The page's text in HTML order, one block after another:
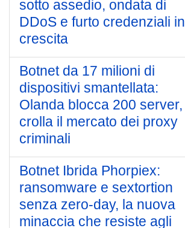
sotto assedio, ondata di
DDoS e furto credenziali in
crescita
Botnet da 17 milioni di
dispositivi smantellata:
Olanda blocca 200 server,
crolla il mercato dei proxy
criminali
Botnet Ibrida Phorpiex:
ransomware e sextortion
senza zero-day, la nuova
minaccia che resiste agli